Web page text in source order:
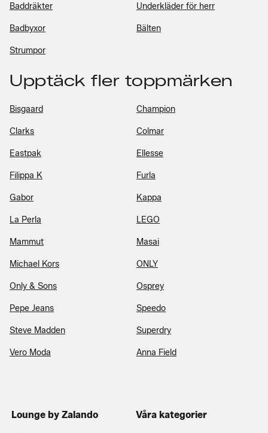
Baddräkter Underkläder för herr
Badbyxor Bälten
Strumpor
Upptäck fler toppmärken
Bisgaard Champion
Clarks Colmar
Eastpak Ellesse
Filippa K Furla
Gabor Kappa
La Perla LEGO
Mammut Masai
Michael Kors ONLY
Only & Sons Osprey
Pepe Jeans Speedo
Steve Madden Superdry
Vero Moda Anna Field
Lounge by Zalando Våra kategorier